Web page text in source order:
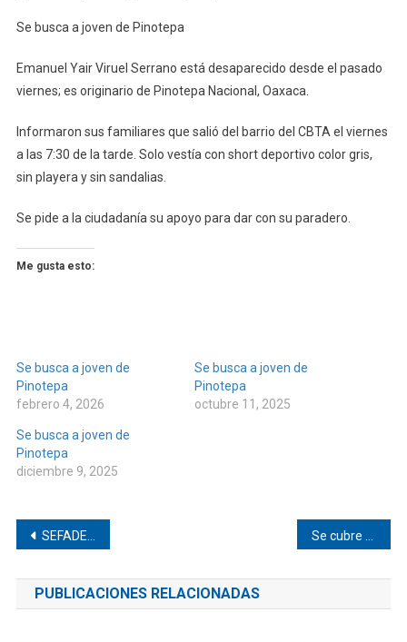
Joven
De
Se busca a joven de Pinotepa
Emanuel Yair Viruel Serrano está desaparecido desde el pasado
viernes; es originario de Pinotepa Nacional, Oaxaca.
Informaron sus familiares que salió del barrio del CBTA el viernes
a las 7:30 de la tarde. Solo vestía con short deportivo color gris,
sin playera y sin sandalias.
Se pide a la ciudadanía su apoyo para dar con su paradero.
Me gusta esto:
Se busca a joven de
Pinotepa
febrero 4, 2026
Se busca a joven de
Pinotepa
octubre 11, 2025
Se busca a joven de
Pinotepa
diciembre 9, 2025
Navegación
de
entradas
SEFADER suma esfuerzos con ganaderos de Pinotepa
PUBLICACIONES RELACIONADAS